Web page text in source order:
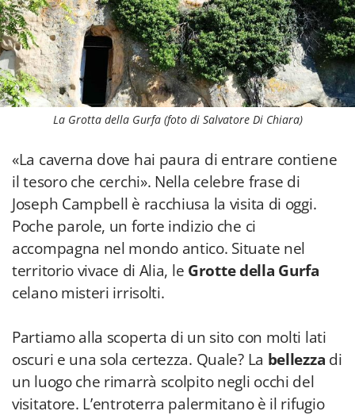
La Grotta della Gurfa (foto di Salvatore Di Chiara)
«La caverna dove hai paura di entrare contiene
il tesoro che cerchi». Nella celebre frase di
Joseph Campbell è racchiusa la visita di oggi.
Poche parole, un forte indizio che ci
accompagna nel mondo antico. Situate nel
territorio vivace di Alia, le Grotte della Gurfa
celano misteri irrisolti.
Partiamo alla scoperta di un sito con molti lati
oscuri e una sola certezza. Quale? La bellezza di
un luogo che rimarrà scolpito negli occhi del
visitatore. L’entroterra palermitano è il rifugio